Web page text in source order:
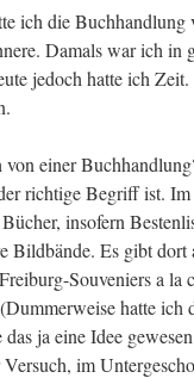
ich die Buch­hand­lung
Damals war ich in
jedoch hat­te ich
von einer
rich­ti­ge Begriff ist.
inso­fern
Bild­bän­de. Es gibt
Sou­ve­ni­ers a la
hat­te ich
das ja eine Idee
im